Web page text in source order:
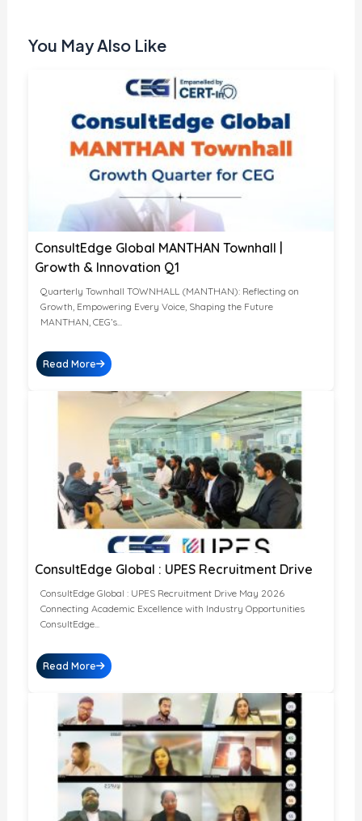
You May Also Like
ConsultEdge Global MANTHAN Townhall |
Growth & Innovation Q1
Quarterly Townhall TOWNHALL (MANTHAN): Reflecting on
Growth, Empowering Every Voice, Shaping the Future
MANTHAN, CEG’s...
Read More
ConsultEdge Global : UPES Recruitment Drive
ConsultEdge Global : UPES Recruitment Drive May 2026
Connecting Academic Excellence with Industry Opportunities
ConsultEdge...
Read More